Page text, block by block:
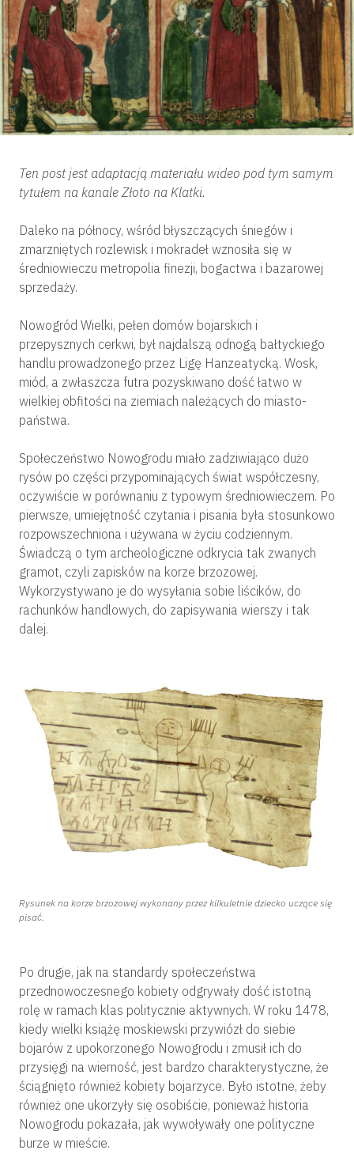
Ten post jest adaptacją materiału wideo pod tym samym
tytułem na kanale Złoto na Klatki.
Daleko na północy, wśród błyszczących śniegów i
zmarzniętych rozlewisk i mokradeł wznosiła się w
średniowieczu metropolia finezji, bogactwa i bazarowej
sprzedaży.
Nowogród Wielki, pełen domów bojarskich i
przepysznych cerkwi, był najdalszą odnogą bałtyckiego
handlu prowadzonego przez Ligę Hanzeatycką. Wosk,
miód, a zwłaszcza futra pozyskiwano dość łatwo w
wielkiej obfitości na ziemiach należących do miasto-
państwa.
Społeczeństwo Nowogrodu miało zadziwiająco dużo
rysów po części przypominających świat współczesny,
oczywiście w porównaniu z typowym średniowieczem. Po
pierwsze, umiejętność czytania i pisania była stosunkowo
rozpowszechniona i używana w życiu codziennym.
Świadczą o tym archeologiczne odkrycia tak zwanych
gramot, czyli zapisków na korze brzozowej.
Wykorzystywano je do wysyłania sobie liścików, do
rachunków handlowych, do zapisywania wierszy i tak
dalej.
Rysunek na korze brzozowej wykonany przez kilkuletnie dziecko uczące się
pisać.
Po drugie, jak na standardy społeczeństwa
przednowoczesnego kobiety odgrywały dość istotną
rolę w ramach klas politycznie aktywnych. W roku 1478,
kiedy wielki książę moskiewski przywiózł do siebie
bojarów z upokorzonego Nowogrodu i zmusił ich do
przysięgi na wierność, jest bardzo charakterystyczne, że
ściągnięto również kobiety bojarzyce. Było istotne, żeby
również one ukorzyły się osobiście, ponieważ historia
Nowogrodu pokazała, jak wywoływały one polityczne
burze w mieście.